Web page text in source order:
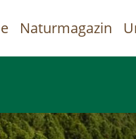
Inhalt
Naturmagazin